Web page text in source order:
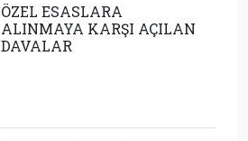
ÖZEL ESASLARA
ALINMAYA KARŞI AÇILAN
DAVALAR